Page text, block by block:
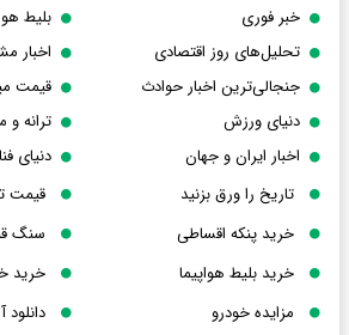
خبر فوری
بلیط
تحلیل‌های روز اقتصادی
اخبار
جنجالی‌ترین اخبار حوادث
قیمت
دنیای ورزش
ترانه
اخبار ایران و جهان
دنیای
تاریخ را ورق بزنید
قیمت
خرید پنکه اقساطی
سنگ
خرید بلیط هواپیما
خرید
مزایده خودرو